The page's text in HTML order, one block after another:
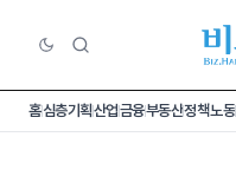
홈심층기획산업금융부동산정책노동